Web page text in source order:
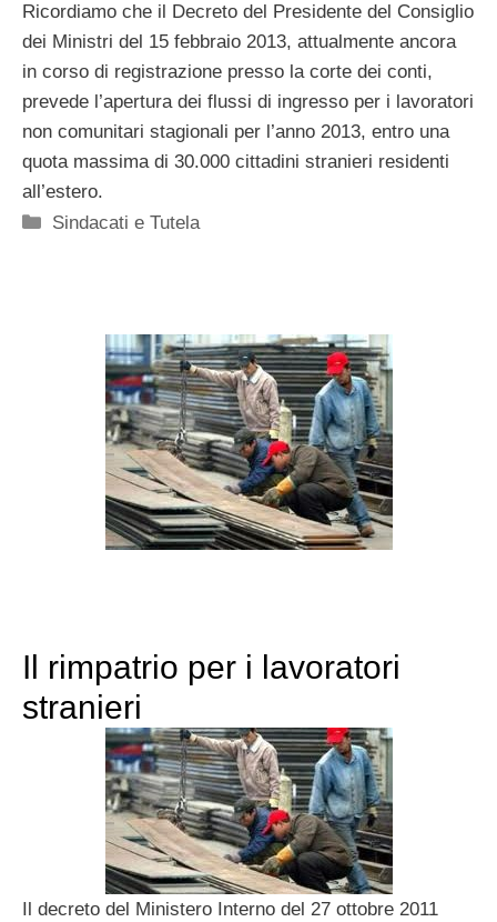
Ricordiamo che il Decreto del Presidente del Consiglio
dei Ministri del 15 febbraio 2013, attualmente ancora
in corso di registrazione presso la corte dei conti,
prevede l’apertura dei flussi di ingresso per i lavoratori
non comunitari stagionali per l’anno 2013, entro una
quota massima di 30.000 cittadini stranieri residenti
all’estero.
Categorie
Sindacati e Tutela
Il rimpatrio per i lavoratori
stranieri
Il decreto del Ministero Interno del 27 ottobre 2011